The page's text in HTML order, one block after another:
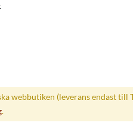
webbutiken (leverans endast till
.